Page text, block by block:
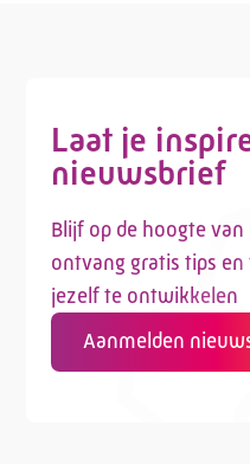
Laat je
nieuwsbrief
Blijf op de hoogte
ontvang gratis tips
jezelf te ontwikkelen
Aanmelden